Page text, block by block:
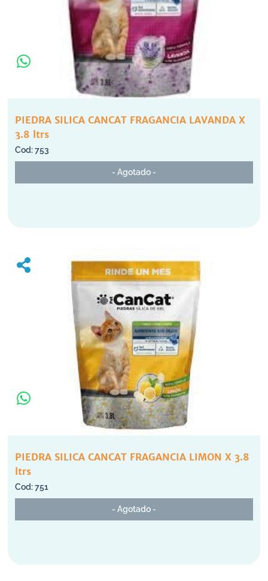
PIEDRA SILICA CANCAT FRAGANCIA LAVANDA X
3.8 ltrs
753
- Agotado -
PIEDRA SILICA CANCAT FRAGANCIA LIMON X 3.8
ltrs
751
- Agotado -